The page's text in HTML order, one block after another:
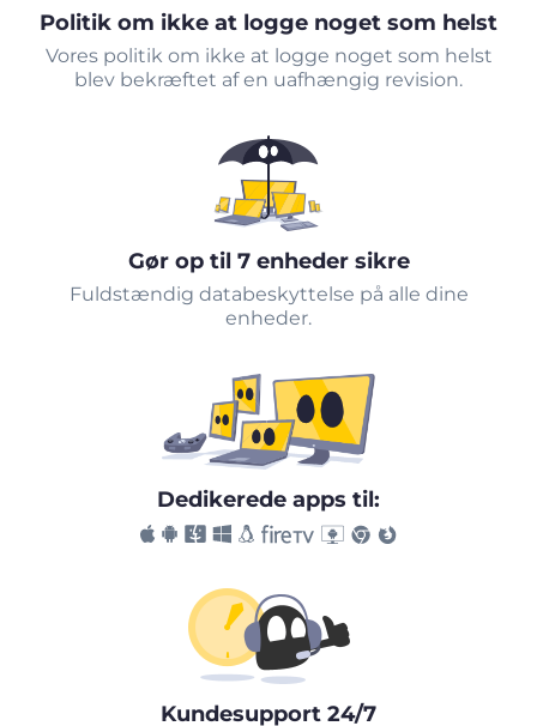
Politik om ikke at logge noget som helst
Vores politik om ikke at logge noget som helst
blev bekræftet af en uafhængig revision.
Gør op til 7 enheder sikre
Fuldstændig databeskyttelse på alle dine
enheder.
Dedikerede apps til:
Kundesupport 24/7